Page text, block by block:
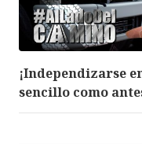
¡Independizarse
sencillo como